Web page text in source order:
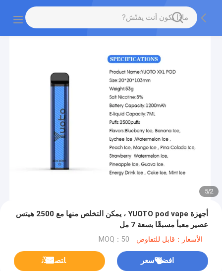
2
/
5
أجهزة YUOTO pod vape ، يمكن التخلص منها مع 2500 هيتس
عصير معبأ مسبقًا بسعة 7 مل
الأسعار：قابل للتفاوض MOQ：50
افضل سعر ﺎﺘﺼﻟ ﺍﻶﻧ